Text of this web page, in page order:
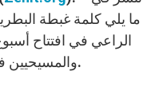
ما يلي كلمة غبطة
الراعي في افتتاح
والمسيحيين في سن الفيل في كنيسة الأقباط.